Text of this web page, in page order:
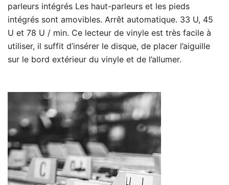
parleurs intégrés Les haut-parleurs et les pieds
intégrés sont amovibles. Arrêt automatique. 33 U, 45
U et 78 U / min. Ce lecteur de vinyle est très facile à
utiliser, il suffit d’insérer le disque, de placer l’aiguille
sur le bord extérieur du vinyle et de l’allumer.